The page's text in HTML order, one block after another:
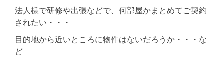
法人様で研修や出張などで、何部屋かまとめてご契約
されたい・・・
目的地から近いところに物件はないだろうか・・・な
ど